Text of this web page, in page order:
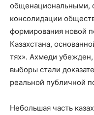
общенацио­нальными,
консолидации
формирования новой
Казахстана,
тях». Ахмеди
выборы стали
реальной публичной
Небольшая часть